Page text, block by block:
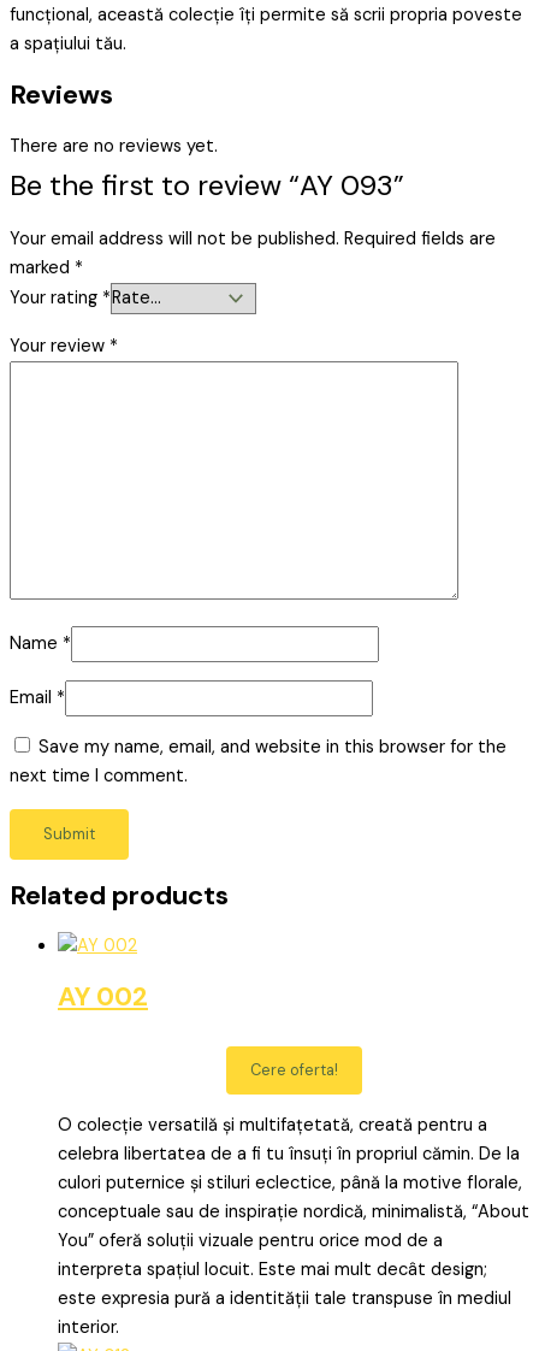
funcțional, această colecție îți permite să scrii propria poveste
a spațiului tău.
Reviews
There are no reviews yet.
Be the first to review “AY 093”
Your email address will not be published. Required fields are
marked *
Your rating *
Your review *
Name *
Email *
Save my name, email, and website in this browser for the
next time I comment.
Related products
AY 002
Cere oferta!
O colecție versatilă și multifațetată, creată pentru a
celebra libertatea de a fi tu însuți în propriul cămin. De la
culori puternice și stiluri eclectice, până la motive florale,
conceptuale sau de inspirație nordică, minimalistă, “About
You” oferă soluții vizuale pentru orice mod de a
interpreta spațiul locuit. Este mai mult decât design;
este expresia pură a identității tale transpuse în mediul
interior.